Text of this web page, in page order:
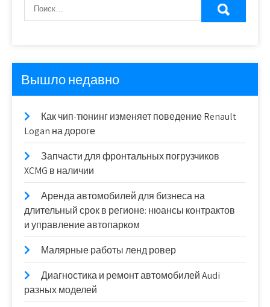
Вышло недавно
Как чип-тюнинг изменяет поведение Renault
Logan на дороге
Запчасти для фронтальных погрузчиков
XCMG в наличии
Аренда автомобилей для бизнеса на
длительный срок в регионе: нюансы контрактов
и управление автопарком
Малярные работы ленд ровер
Диагностика и ремонт автомобилей Audi
разных моделей